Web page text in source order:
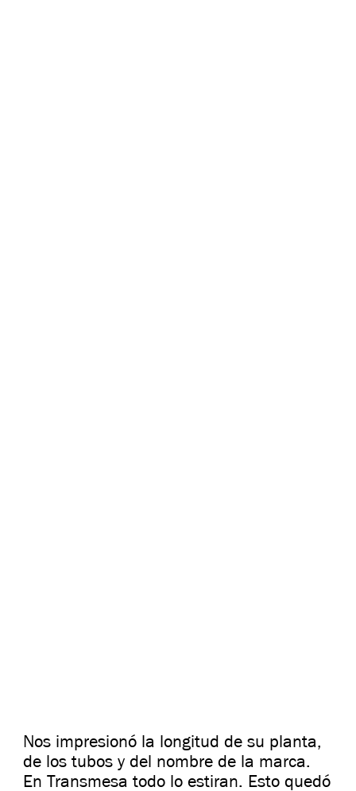
Nos impresionó la longitud de su planta,
de los tubos y del nombre de la marca.
En Transmesa todo lo estiran. Esto quedó